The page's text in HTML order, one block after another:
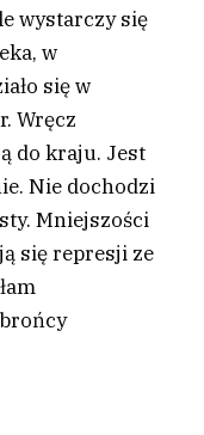
wystarczy się
w
się w
Wręcz
do kraju. Jest
Nie dochodzi
Mniejszości
się represji ze